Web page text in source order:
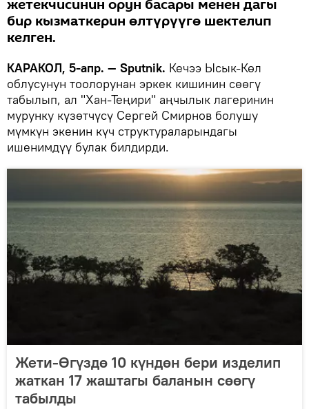
жетекчисинин орун басары менен дагы
бир кызматкерин өлтүрүүгө шектелип
келген.
КАРАКОЛ, 5-апр. — Sputnik. Кечээ Ысык-Көл
облусунун тоолорунан эркек кишинин сөөгү
табылып, ал "Хан-Теңири" аңчылык лагеринин
мурунку күзөтчүсү Сергей Смирнов болушу
мүмкүн экенин күч структураларындагы
ишенимдүү булак билдирди.
Жети-Өгүздө 10 күндөн бери изделип
жаткан 17 жаштагы баланын сөөгү
табылды